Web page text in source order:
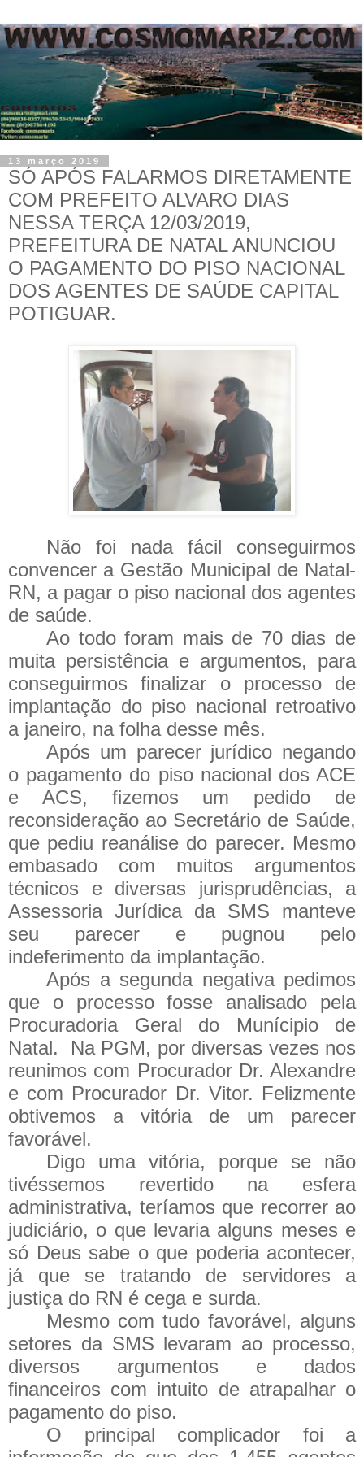
13 março 2019
SÓ APÓS FALARMOS DIRETAMENTE
COM PREFEITO ALVARO DIAS
NESSA TERÇA 12/03/2019,
PREFEITURA DE NATAL ANUNCIOU
O PAGAMENTO DO PISO NACIONAL
DOS AGENTES DE SAÚDE CAPITAL
POTIGUAR.
Não foi nada fácil conseguirmos
convencer a Gestão Municipal de Natal-
RN, a pagar o piso nacional dos agentes
de saúde.
Ao todo foram mais de 70 dias de
muita persistência e argumentos, para
conseguirmos finalizar o processo de
implantação do piso nacional retroativo
a janeiro, na folha desse mês.
Após um parecer jurídico negando
o pagamento do piso nacional dos ACE
e ACS, fizemos um pedido de
reconsideração ao Secretário de Saúde,
que pediu reanálise do parecer. Mesmo
embasado com muitos argumentos
técnicos e diversas jurisprudências, a
Assessoria Jurídica da SMS manteve
seu parecer e pugnou pelo
indeferimento da implantação.
Após a segunda negativa pedimos
que o processo fosse analisado pela
Procuradoria Geral do Munícipio de
Natal.
Na PGM, por diversas vezes nos
reunimos com Procurador Dr. Alexandre
e com Procurador Dr. Vitor. Felizmente
obtivemos a vitória de um parecer
favorável.
Digo uma vitória, porque se não
tivéssemos revertido na esfera
administrativa, teríamos que recorrer ao
judiciário, o que levaria alguns meses e
só Deus sabe o que poderia acontecer,
já que se tratando de servidores a
justiça do RN é cega e surda.
Mesmo com tudo favorável, alguns
setores da SMS levaram ao processo,
diversos argumentos e dados
financeiros com intuito de atrapalhar o
pagamento do piso.
O principal complicador foi a